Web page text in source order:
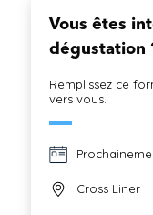
Vous êtes
dégustation
Remplissez ce
vers vous.
Cross Liner